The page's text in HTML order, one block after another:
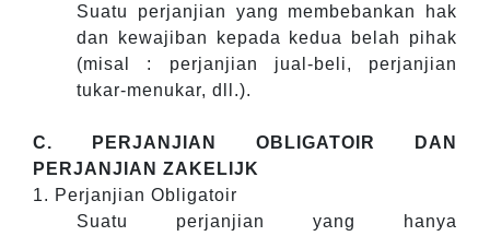
Suatu perjanjian yang membebankan hak
dan kewajiban kepada kedua belah pihak
(misal : perjanjian jual-beli, perjanjian
tukar-menukar, dll.).
C. PERJANJIAN OBLIGATOIR DAN
PERJANJIAN ZAKELIJK
1. Perjanjian Obligatoir
Suatu perjanjian yang hanya